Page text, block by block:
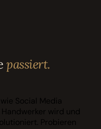
passiert.
Social Media
wird und
Probieren